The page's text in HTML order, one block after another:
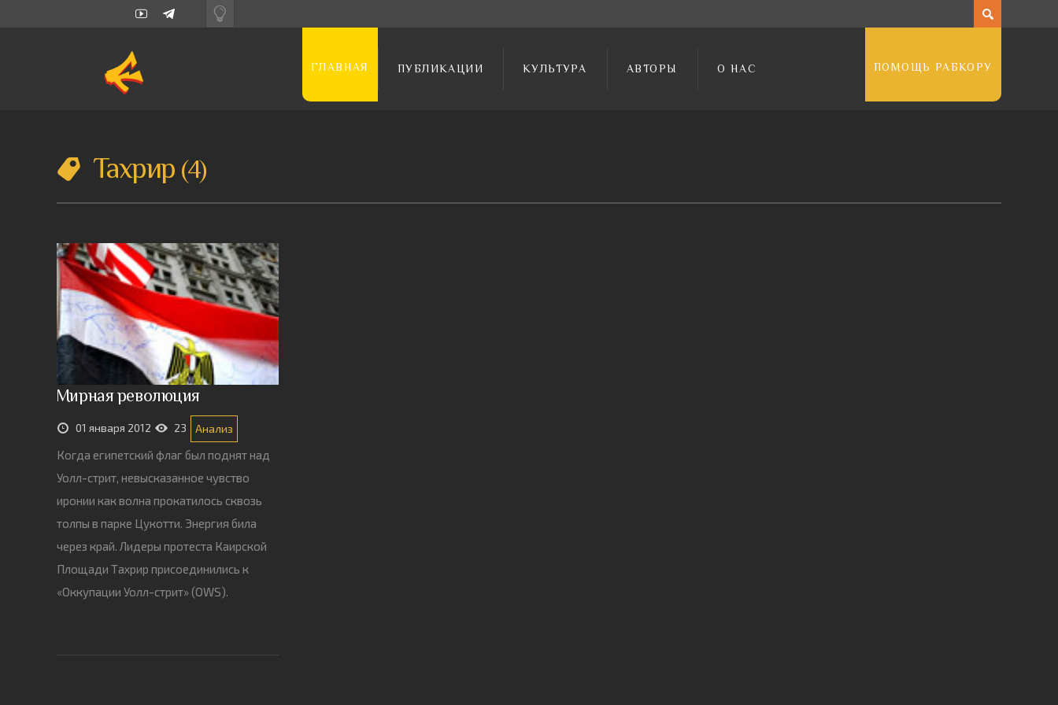
ГЛАВНАЯ ПУБЛИКАЦИИ КУЛЬТУРА АВТОРЫ О НАС ПОМОЩЬ РАБКОРУ
Тахрир 4
Мирная революция
01 января 2012 23 Анализ
Когда египетский флаг был поднят над
Уолл-стрит, невысказанное чувство
иронии как волна прокатилось сквозь
толпы в парке Цукотти. Энергия била
через край. Лидеры протеста Каирской
Площади Тахрир присоединились к
«Оккупации Уолл-стрит» (OWS).